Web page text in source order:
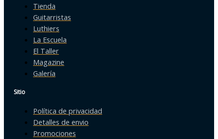
Tienda
Guitarristas
Luthiers
La Escuela
El Taller
Magazine
Galería
Sitio
Política de privacidad
Detalles de envio
Promociones